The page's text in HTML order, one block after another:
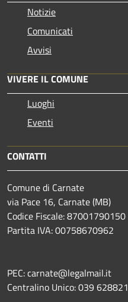
Notizie
Comunicati
Avvisi
VIVERE IL COMUNE
Luoghi
Eventi
CONTATTI
Comune di Carnate
via Pace 16, Carnate (MB)
Codice Fiscale: 87001790150
Partita IVA: 00758670962
PEC: carnate@legalmail.it
Centralino Unico: 039 628821